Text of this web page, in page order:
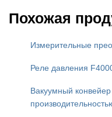
Похожая
Измерительные
Реле давления
Вакуумный